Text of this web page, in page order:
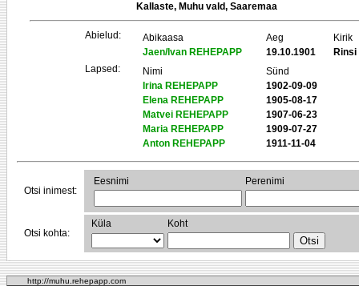
Kallaste, Muhu vald, Saaremaa
Abielud: Abikaasa Aeg
Kirik
Jaen/Ivan REHEPAPP
19.10.1901
Rinsi
Lapsed:
Nimi
Sünd
Irina REHEPAPP
1902-09-09
Elena REHEPAPP
1905-08-17
Matvei REHEPAPP
1907-06-23
Maria REHEPAPP
1909-07-27
Anton REHEPAPP
1911-11-04
Otsi inimest:
Eesnimi Perenimi
Otsi kohta:
Küla Koht
http://muhu.rehepapp.com